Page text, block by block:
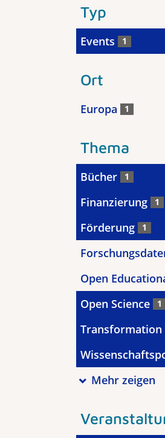
Typ
Events 1
Ort
Europa 1
Thema
Bücher 1
Finanzierung 1
Förderung 1
Open
Open Science 1
Transformation
Mehr zeigen